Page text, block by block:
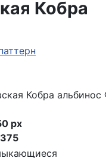
Кобра
px